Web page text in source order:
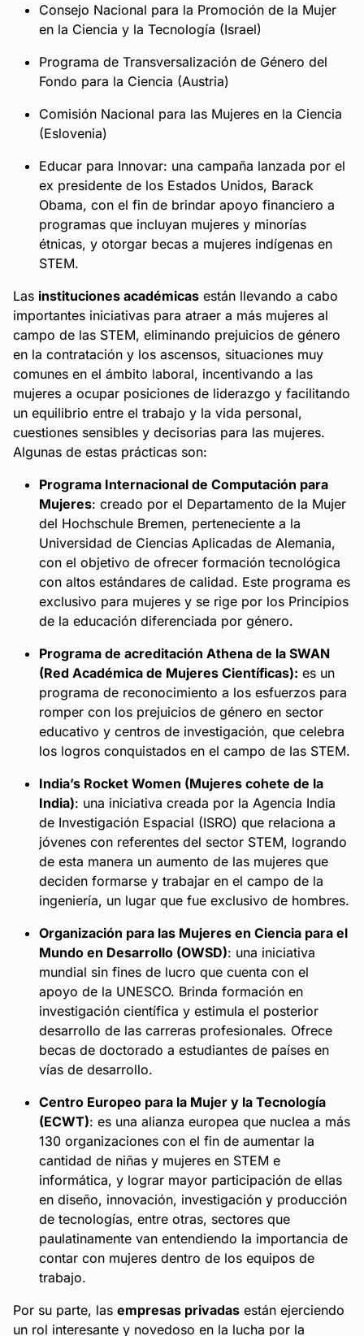
Consejo Nacional para la Promoción de la Mujer
en la Ciencia y la Tecnología (Israel)
Programa de Transversalización de Género del
Fondo para la Ciencia (Austria)
Comisión Nacional para las Mujeres en la Ciencia
(Eslovenia)
Educar para Innovar: una campaña lanzada por el
ex presidente de los Estados Unidos, Barack
Obama, con el fin de brindar apoyo financiero a
programas que incluyan mujeres y minorías
étnicas, y otorgar becas a mujeres indígenas en
STEM.
Las instituciones académicas están llevando a cabo
importantes iniciativas para atraer a más mujeres al
campo de las STEM, eliminando prejuicios de género
en la contratación y los ascensos, situaciones muy
comunes en el ámbito laboral, incentivando a las
mujeres a ocupar posiciones de liderazgo y facilitando
un equilibrio entre el trabajo y la vida personal,
cuestiones sensibles y decisorias para las mujeres.
Algunas de estas prácticas son:
Programa Internacional de Computación para
Mujeres: creado por el Departamento de la Mujer
del Hochschule Bremen, perteneciente a la
Universidad de Ciencias Aplicadas de Alemania,
con el objetivo de ofrecer formación tecnológica
con altos estándares de calidad. Este programa es
exclusivo para mujeres y se rige por los Principios
de la educación diferenciada por género.
Programa de acreditación Athena de la SWAN
(Red Académica de Mujeres Científicas): es un
programa de reconocimiento a los esfuerzos para
romper con los prejuicios de género en sector
educativo y centros de investigación, que celebra
los logros conquistados en el campo de las STEM.
India’s Rocket Women (Mujeres cohete de la
India): una iniciativa creada por la Agencia India
de Investigación Espacial (ISRO) que relaciona a
jóvenes con referentes del sector STEM, logrando
de esta manera un aumento de las mujeres que
deciden formarse y trabajar en el campo de la
ingeniería, un lugar que fue exclusivo de hombres.
Organización para las Mujeres en Ciencia para el
Mundo en Desarrollo (OWSD): una iniciativa
mundial sin fines de lucro que cuenta con el
apoyo de la UNESCO. Brinda formación en
investigación científica y estimula el posterior
desarrollo de las carreras profesionales. Ofrece
becas de doctorado a estudiantes de países en
vías de desarrollo.
Centro Europeo para la Mujer y la Tecnología
(ECWT): es una alianza europea que nuclea a más
130 organizaciones con el fin de aumentar la
cantidad de niñas y mujeres en STEM e
informática, y lograr mayor participación de ellas
en diseño, innovación, investigación y producción
de tecnologías, entre otras, sectores que
paulatinamente van entendiendo la importancia de
contar con mujeres dentro de los equipos de
trabajo.
Por su parte, las empresas privadas están ejerciendo
un rol interesante y novedoso en la lucha por la